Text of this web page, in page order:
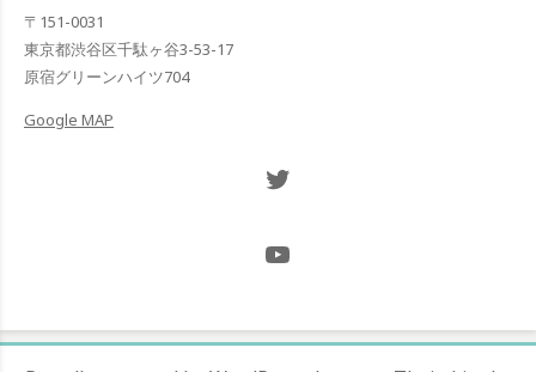
ョ
ン
〒151-0031
東京都渋谷区千駄ヶ谷3-53-17
原宿グリーンハイツ704
Google MAP